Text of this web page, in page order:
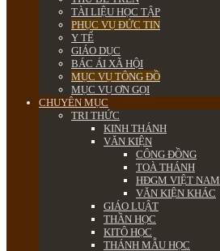
TÀI LIỆU HỌC TẬP
PHỤC VỤ ĐỨC TIN
Y TẾ
GIÁO DỤC
BÁC ÁI XÃ HỘI
MỤC VỤ TÔNG ĐỒ
MỤC VỤ ƠN GỌI
CHUYÊN MỤC
TRI THỨC
KINH THÁNH
VĂN KIỆN
CÔNG ĐỒNG
TOÀ THÁNH
HĐGM VIỆT NAM
VĂN KIỆN KHÁC
GIÁO LUẬT
THẦN HỌC
KITÔ HỌC
THÁNH MẪU HỌC